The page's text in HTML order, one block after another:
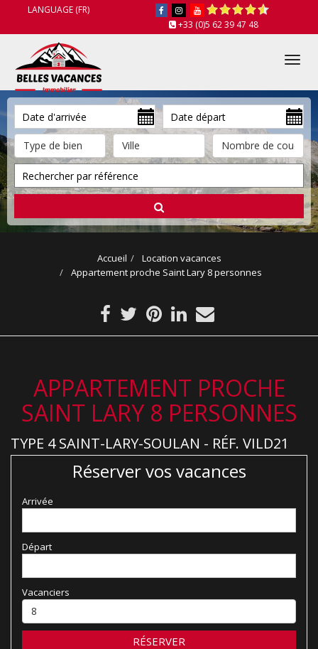
LANGUAGE (FR)
+33 (0)5 62 39 47 48
Accueil
Location vacances
Appartement proche Saint Lary 8 personnes
APPARTEMENT PROCHE
SAINT LARY 8 PERSONNES
TYPE 4 SAINT-LARY-SOULAN - RÉF. VILD21
Réserver vos vacances
Arrivée
Départ
Vacanciers
RÉSERVER